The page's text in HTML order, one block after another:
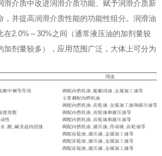
滑介质中改进润滑介质功能、赋予润滑介质新
，并提高润滑介质性能的功能性组分。润滑油
在2.0%～30%之间（通常液压油的加剂量较
加剂量较多），应用范围广泛，大体上可分为